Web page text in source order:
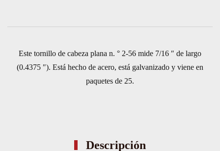
#2-
56
POLOLU
Este tornillo de cabeza plana n. ° 2-56 mide 7/16 ″ de largo
(0.4375 ″). Está hecho de acero, está galvanizado y viene en
paquetes de 25.
Descripción